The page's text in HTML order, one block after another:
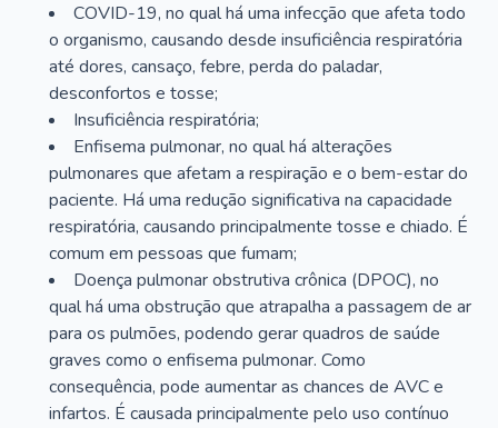
COVID-19, no qual há uma infecção que afeta todo
o organismo, causando desde insuficiência respiratória
até dores, cansaço, febre, perda do paladar,
desconfortos e tosse;
Insuficiência respiratória;
Enfisema pulmonar, no qual há alterações
pulmonares que afetam a respiração e o bem-estar do
paciente. Há uma redução significativa na capacidade
respiratória, causando principalmente tosse e chiado. É
comum em pessoas que fumam;
Doença pulmonar obstrutiva crônica (DPOC), no
qual há uma obstrução que atrapalha a passagem de ar
para os pulmões, podendo gerar quadros de saúde
graves como o enfisema pulmonar. Como
consequência, pode aumentar as chances de AVC e
infartos. É causada principalmente pelo uso contínuo